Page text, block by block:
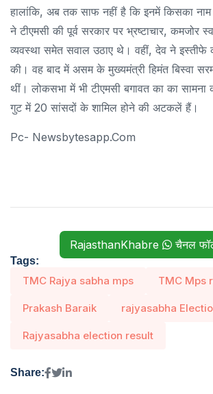
हालांकि, अब तक साफ नहीं है कि इनमें किसका
ने टीएमसी की पूर्व सरकार पर भ्रष्टाचार, कमजोर
व्यवस्था समेत सवाल उठाए थे। वहीं, देव ने इस्तीफे
की। वह बाद में असम के मुख्यमंत्री हिमंत बिस्वा
थीं। लोकसभा में भी टीएमसी बगावत का का सामना
गुट में 20 सांसदों के शामिल होने की अटकलें हैं।
Pc- Newsbytesapp.com
RajasthanKhabre चैनल
Tags:
TMC Rajya sabha mps TMC Mps
Prakash Baraik rajyasabha
Rajyasabha election result
Share: